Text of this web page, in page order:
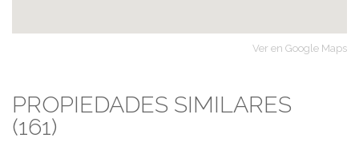
Ver en Google Maps
PROPIEDADES SIMILARES
(161)